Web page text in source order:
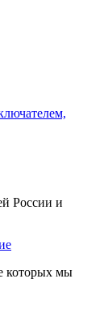
России и
которых мы